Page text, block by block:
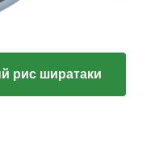
рис ширатаки